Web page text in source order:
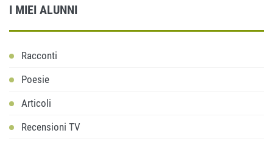
I MIEI ALUNNI
Racconti
Poesie
Articoli
Recensioni TV